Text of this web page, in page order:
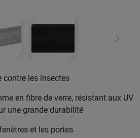
contre les insectes
en fibre de verre, résistant aux UV
une grande durabilité
et les portes